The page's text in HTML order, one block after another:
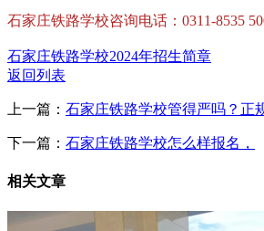
石家庄铁路学校咨询电话：0311-8535
石家庄铁路学校2024年招生简章
返回列表
上一篇： 石家庄铁路学校管得严吗？正
下一篇： 石家庄铁路学校怎么样报名，
相关文章